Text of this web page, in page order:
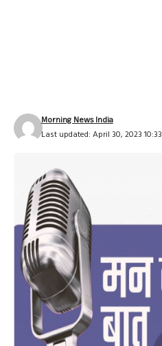
Last updated: April 30, 2023 10:33
Morning News India